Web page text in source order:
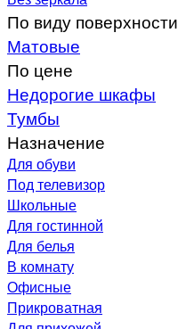
По виду поверхности
Матовые
По цене
Недорогие шкафы
Тумбы
Назначение
Для обуви
Под телевизор
Школьные
Для гостинной
Для белья
В комнату
Офисные
Прикроватная